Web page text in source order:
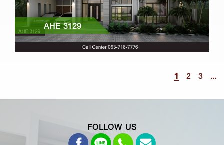
AHE 3129
1 2 3 ...
FOLLOW US